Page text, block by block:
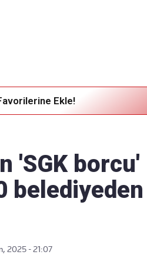
Ekle!
'SGK borcu'
belediyeden
2025 - 21:07